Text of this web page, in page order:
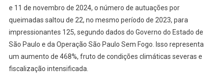
e 11 de novembro de 2024, o número de autuações por
queimadas saltou de 22, no mesmo período de 2023, para
impressionantes 125, segundo dados do Governo do Estado de
São Paulo e da Operação São Paulo Sem Fogo. Isso representa
um aumento de 468%, fruto de condições climáticas severas e
fiscalização intensificada.